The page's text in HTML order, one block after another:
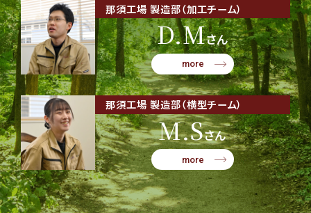
那須工場 製造部（加工チーム）
D.Mさん
more
那須工場 製造部（横型チーム）
M.Sさん
more